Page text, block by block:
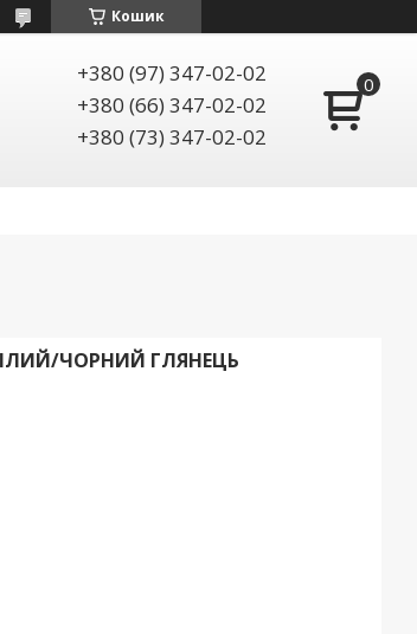
Кошик
+380 (97) 347-02-02
+380 (66) 347-02-02
+380 (73) 347-02-02
БІЛИЙ/ЧОРНИЙ ГЛЯНЕЦЬ